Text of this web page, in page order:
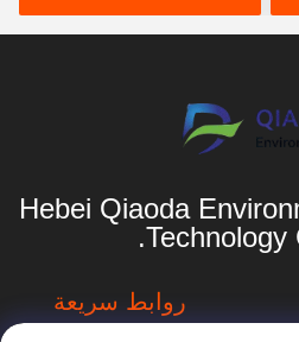
Hebei Qiaoda
Technology
روابط سريعة